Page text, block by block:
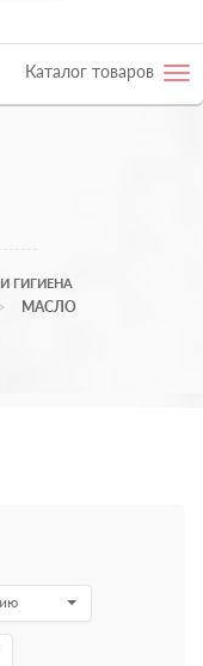
Каталог товаров
ГИГИЕНА
МАСЛО